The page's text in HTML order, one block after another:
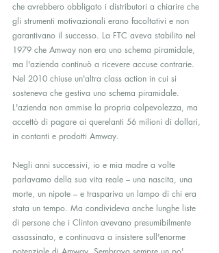
che avrebbero obbligato i distributori a chiarire che
gli strumenti motivazionali erano facoltativi e non
garantivano il successo. La FTC aveva stabilito nel
1979 che Amway non era uno schema piramidale,
ma l'azienda continuò a ricevere accuse contrarie.
Nel 2010 chiuse un'altra class action in cui si
sosteneva che gestiva uno schema piramidale.
L'azienda non ammise la propria colpevolezza, ma
accettò di pagare ai querelanti 56 milioni di dollari,
in contanti e prodotti Amway.
Negli anni successivi, io e mia madre a volte
parlavamo della sua vita reale – una nascita, una
morte, un nipote – e traspariva un lampo di chi era
stata un tempo. Ma condivideva anche lunghe liste
di persone che i Clinton avevano presumibilmente
assassinato, e continuava a insistere sull'enorme